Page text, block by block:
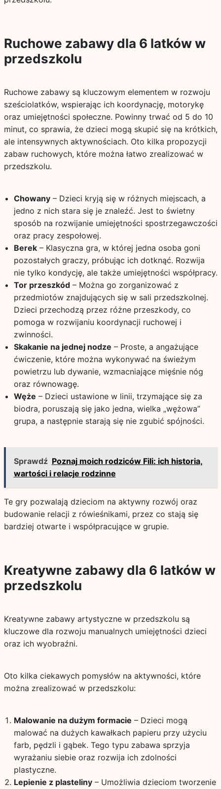
Ruchowe zabawy dla 6 latków w
przedszkolu
Ruchowe zabawy są kluczowym elementem w rozwoju
sześciolatków, wspierając ich koordynację, motorykę
oraz umiejętności społeczne. Powinny trwać od 5 do 10
minut, co sprawia, że dzieci mogą skupić się na krótkich,
ale intensywnych aktywnościach. Oto kilka propozycji
zabaw ruchowych, które można łatwo zrealizować w
przedszkolu.
Chowany– Dzieci kryją się w różnych miejscach, a
jedno z nich stara się je znaleźć. Jest to świetny
sposób na rozwijanie umiejętności spostrzegawczości
oraz pracy zespołowej.
Berek– Klasyczna gra, w której jedna osoba goni
pozostałych graczy, próbując ich dotknąć. Rozwija
nie tylko kondycję, ale także umiejętności współpracy.
Tor przeszkód– Można go zorganizować z
przedmiotów znajdujących się w sali przedszkolnej.
Dzieci przechodzą przez różne przeszkody, co
pomoga w rozwijaniu koordynacji ruchowej i
zwinności.
Skakanie na jednej nodze – Proste, a angażujące
ćwiczenie, które można wykonywać na świeżym
powietrzu lub dywanie, wzmacniające mięśnie nóg
oraz równowagę.
Węże – Dzieci ustawione w linii, trzymające się za
biodra, poruszają się jako jedna, wielka „wężowa”
grupa, a następnie starają się nie zgubić spójności.
Sprawdź Poznaj moich rodziców Fili: ich historia,
wartości i relacje rodzinne
Te gry pozwalają dzieciom na aktywny rozwój oraz
budowanie relacji z rówieśnikami, przez co stają się
bardziej otwarte i współpracujące w grupie.
Kreatywne zabawy dla 6 latków w
przedszkolu
Kreatywne zabawy artystyczne w przedszkolu są
kluczowe dla rozwoju manualnych umiejętności dzieci
oraz ich wyobraźni.
Oto kilka ciekawych pomysłów na aktywności, które
można zrealizować w przedszkolu:
Malowanie na dużym formacie – Dzieci mogą
malować na dużych kawałkach papieru przy użyciu
farb, pędzli i gąbek. Tego typu zabawa sprzyja
wyrażaniu siebie oraz rozwija ich zdolności
plastyczne.
Lepienie z plasteliny– Umożliwia dzieciom tworzenie